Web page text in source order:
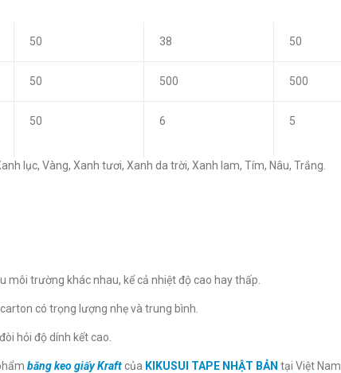
50 38 50
50 500 500
50 6 5
lục, Vàng, Xanh tươi, Xanh da trời, Xanh lam, Tím, Nâu, Trắng.
môi trường khác nhau, kể cả nhiệt độ cao hay thấp.
có trọng lượng nhẹ và trung bình.
hỏi độ dính kết cao.
băng keo giấy Kraftcủa KIKUSUI TAPE NHẬT BẢN tại Việt Nam.